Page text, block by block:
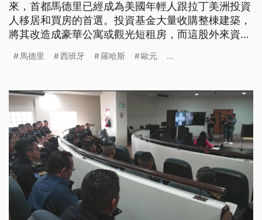
來，首都馬德里已經成為美國年輕人跟拉丁美洲投資
人移居和買房的首選。投資基金大量收購整棟建築，
將其改造成豪華公寓或觀光短租房，而這股外來資金
一般受薪階級與頂層房市之間，存在了近乎「兩個世
能為富豪預留100套房屋，任君挑選，而小市民卻是
一房難求。
馬德里 西班牙 羅哈斯 歐元 ...